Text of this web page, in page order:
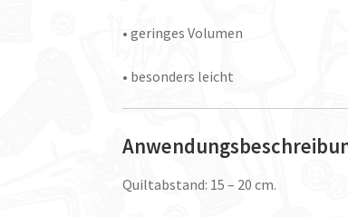
• geringes Volumen
• besonders leicht
Quiltabstand: 15 – 20 cm.